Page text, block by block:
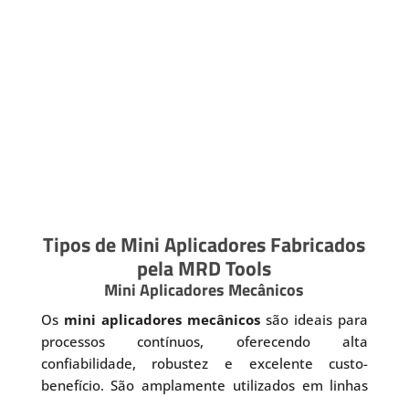
Tipos de Mini Aplicadores Fabricados
pela MRD Tools
Mini Aplicadores Mecânicos
Os mini aplicadores mecânicos são ideais para
processos contínuos, oferecendo alta
confiabilidade, robustez e excelente custo-
benefício. São amplamente utilizados em linhas